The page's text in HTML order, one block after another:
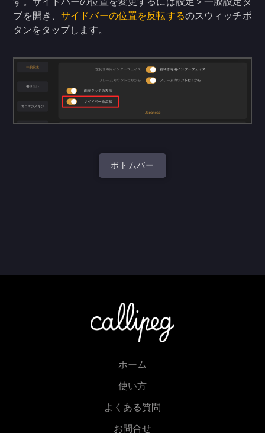
ブを開き、サイドバーの位置を反転するのスウィッチボ
タンをタップします。
ボトムバー
ホーム
使い方
よくある質問
お問合せ